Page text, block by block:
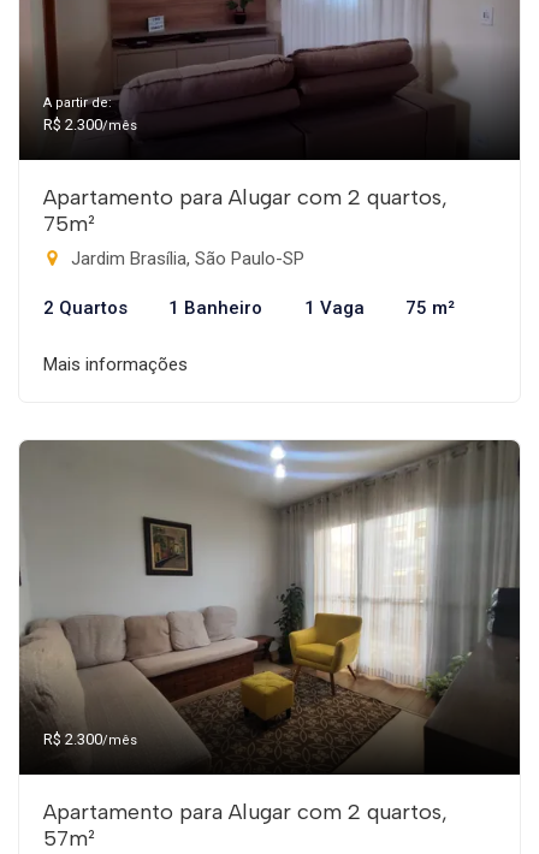
A partir de:
R$ 2.300/mês
Apartamento para Alugar com 2 quartos,
75m²
Jardim Brasília, São Paulo-SP
2 Quartos 1 Banheiro 1 Vaga 75 m²
Mais informações
R$ 2.300/mês
Apartamento para Alugar com 2 quartos,
57m²